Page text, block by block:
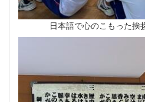
日本語で心のこもった挨